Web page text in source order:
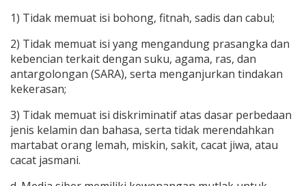
1) Tidak memuat isi bohong, fitnah, sadis dan cabul;
2) Tidak memuat isi yang mengandung prasangka dan
kebencian terkait dengan suku, agama, ras, dan
antargolongan (SARA), serta menganjurkan tindakan
kekerasan;
3) Tidak memuat isi diskriminatif atas dasar perbedaan
jenis kelamin dan bahasa, serta tidak merendahkan
martabat orang lemah, miskin, sakit, cacat jiwa, atau
cacat jasmani.